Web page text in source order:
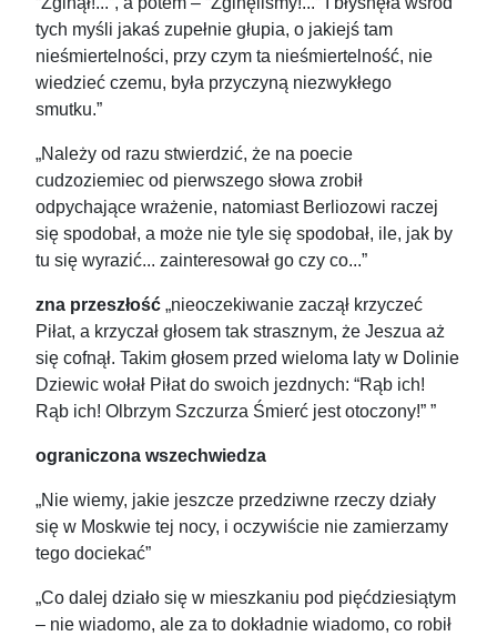
tych myśli jakaś zupełnie głupia, o jakiejś tam
nieśmiertelności, przy czym ta nieśmiertelność, nie
wiedzieć czemu, była przyczyną niezwykłego
smutku.”
„Należy od razu stwierdzić, że na poecie
cudzoziemiec od pierwszego słowa zrobił
odpychające wrażenie, natomiast Berliozowi raczej
się spodobał, a może nie tyle się spodobał, ile, jak by
tu się wyrazić... zainteresował go czy co...”
zna przeszłość „nieoczekiwanie zaczął krzyczeć
Piłat, a krzyczał głosem tak strasznym, że Jeszua aż
się cofnął. Takim głosem przed wieloma laty w Dolinie
Dziewic wołał Piłat do swoich jezdnych: “Rąb ich!
Rąb ich! Olbrzym Szczurza Śmierć jest otoczony!” ”
ograniczona wszechwiedza
„Nie wiemy, jakie jeszcze przedziwne rzeczy działy
się w Moskwie tej nocy, i oczywiście nie zamierzamy
tego dociekać”
„Co dalej działo się w mieszkaniu pod pięćdziesiątym
– nie wiadomo, ale za to dokładnie wiadomo, co robił